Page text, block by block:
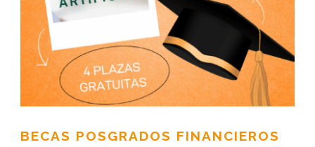
BECAS POSGRADOS FINANCIEROS